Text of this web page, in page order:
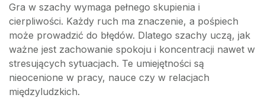
Gra w szachy wymaga pełnego skupienia i
cierpliwości. Każdy ruch ma znaczenie, a pośpiech
może prowadzić do błędów. Dlatego szachy uczą, jak
ważne jest zachowanie spokoju i koncentracji nawet w
stresujących sytuacjach. Te umiejętności są
nieocenione w pracy, nauce czy w relacjach
międzyludzkich.